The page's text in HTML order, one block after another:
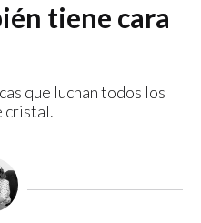
tiene cara
que luchan todos los
cristal.